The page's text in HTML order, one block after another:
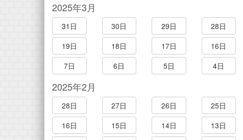
2025年3月
31日 30日 29日 28日
19日
18日 17日 16日
7日
6日 5日 4日
2025年2月
28日 27日 26日 25日
16日
15日 14日 13日